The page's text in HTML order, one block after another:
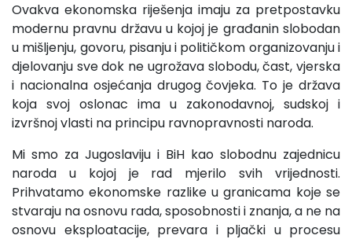
Ovakva ekonomska riješenja imaju za pretpostavku
mo­dernu pravnu državu u kojoj je građanin slobodan
u mišljenju, govoru, pisanju i političkom organizovanju i
djelovanju sve dok ne ugrožava slobodu, čast, vjerska
i nacionalna osjećanja drugog čovjeka. To je država
koja svoj oslonac ima u zakono­davnoj, sudskoj i
izvršnoj vlasti na principu ravnopravnosti na­roda.
Mi smo za Jugoslaviju i BiH kao slobodnu zajednicu
na­roda u kojoj je rad mjerilo svih vrijednosti.
Prihvatamo eko­nomske razlike u granicama koje se
stvaraju na osnovu rada, sposobnosti i znanja, a ne na
osnovu eksploatacije, prevara i pljački u procesu